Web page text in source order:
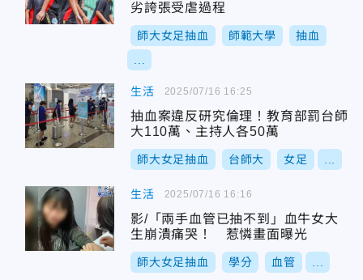
劣誇張受虐過程
師大女足抽血 師範大學 抽血
生活
抽血案違反研究倫理！教育部罰台師
大110萬、主持人各50萬
師大女足抽血 台師大 女足
2025/07/16 16:25
生活
影/「兩手血管已抽不到」血牛女大
生崩潰痛哭！ 惹憐畫面曝光
師大女足抽血 學分 血管
2025/07/16 16:16